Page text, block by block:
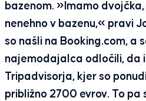
bazenom. »Imamo
nenehno v bazenu,« pravi
so našli na Booking.com, a
najemodajalca odločili, da
Tripadvisorja, kjer so
približno 2700 evrov. To